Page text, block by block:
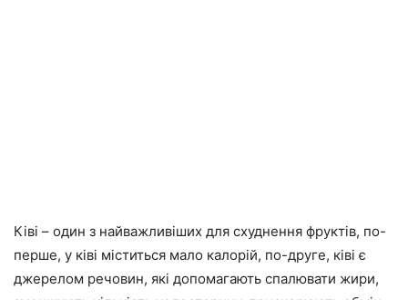
Ківі – один з найважливіших для схуднення фруктів, по-
перше, у ківі міститься мало калорій, по-друге, ківі є
джерелом речовин, які допомагають спалювати жири,